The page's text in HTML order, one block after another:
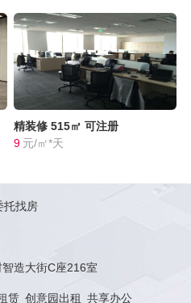
精装修 515㎡ 可注册
9 元/㎡*天
托找房
造大街C座216室
赁 创意园出租 共享办公